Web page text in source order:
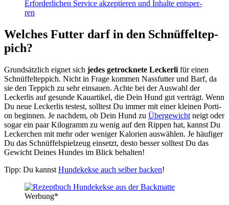
Erfor­der­li­chen Ser­vice akzep­tie­ren und Inhal­te ent­sper­
ren
Wel­ches Fut­ter darf in den Schnüf­fel­tep­
pich?
Grund­sätz­lich eig­net sich jedes getrock­ne­te Lecker­li für einen
Schnüf­fel­tep­pich. Nicht in Fra­ge kom­men Nass­fut­ter und Barf, da
sie den Tep­pich zu sehr ein­sauen. Ach­te bei der Aus­wahl der
Lecker­lis auf gesun­de Kau­ar­ti­kel, die Dein Hund gut ver­trägt. Wenn
Du neue Lecker­lis tes­test, soll­test Du immer mit einer klei­nen Por­ti­
on begin­nen. Je nach­dem, ob Dein Hund zu Über­ge­wicht neigt oder
sogar ein paar Kilo­gramm zu wenig auf den Rip­pen hat, kannst Du
Lecker­chen mit mehr oder weni­ger Kalo­rien aus­wäh­len. Je häu­fi­ger
Du das Schnüf­fel­spiel­zeug ein­setzt, des­to bes­ser soll­test Du das
Gewicht Dei­nes Hun­des im Blick behal­ten!
Tipp: Du kannst Hun­de­kek­se auch sel­ber backen!
Wer­bung*